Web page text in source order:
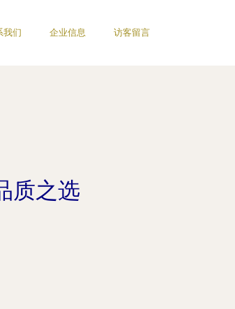
我们 企业信息 访客留言
质之选